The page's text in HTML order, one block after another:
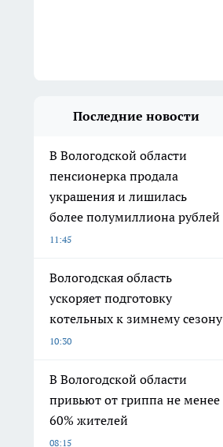
Последние новости
В Вологодской области
пенсионерка продала
украшения и лишилась
более полумиллиона рублей
11:45
Вологодская область
ускоряет подготовку
котельных к зимнему сезону
10:30
В Вологодской области
привьют от гриппа не менее
60% жителей
08:15